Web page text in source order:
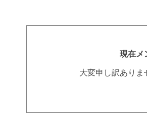
現在メ
大変申し訳あり